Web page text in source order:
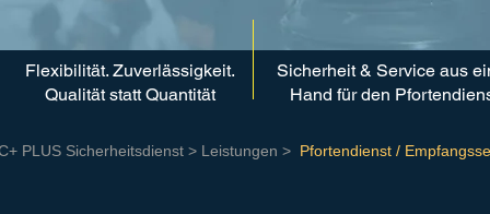
Flexibilität. Zuverlässigkeit.
Qualität statt Quantität
Sicherheit & Service aus
Hand für den
PLUS Sicherheitsdienst > Leistungen > Pfortendienst /